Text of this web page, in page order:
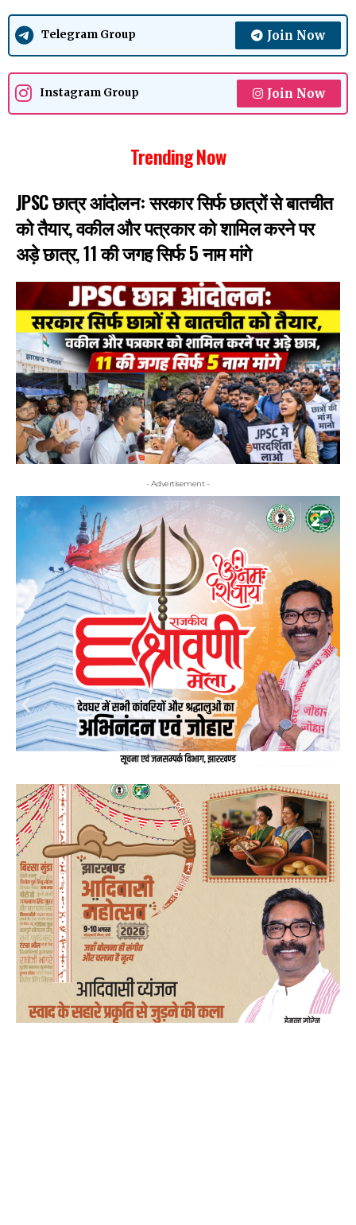
Telegram Group Join Now
Instagram Group Join Now
Trending Now
JPSC छात्र आंदोलनः सरकार सिर्फ छात्रों से बातचीत
को तैयार, वकील और पत्रकार को शामिल करने पर
अड़े छात्र, 11 की जगह सिर्फ 5 नाम मांगे
- Advertisement -